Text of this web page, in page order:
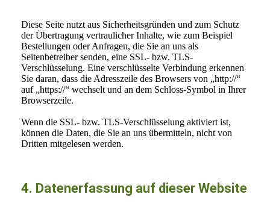
Diese Seite nutzt aus Sicherheitsgründen und zum Schutz
der Übertragung vertraulicher Inhalte, wie zum Beispiel
Bestellungen oder Anfragen, die Sie an uns als
Seitenbetreiber senden, eine SSL- bzw. TLS-
Verschlüsselung. Eine verschlüsselte Verbindung erkennen
Sie daran, dass die Adresszeile des Browsers von „http://“
auf „https://“ wechselt und an dem Schloss-Symbol in Ihrer
Browserzeile.
Wenn die SSL- bzw. TLS-Verschlüsselung aktiviert ist,
können die Daten, die Sie an uns übermitteln, nicht von
Dritten mitgelesen werden.
4. Datenerfassung auf dieser Website